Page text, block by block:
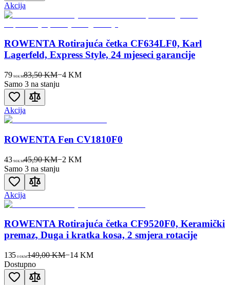
Akcija
ROWENTA Rotirajuća četka CF634LF0, Karl
Lagerfeld, Express Style, 24 mjeseci garancije
79 90KM83,50 KM−4KM
Samo 3 na stanju
Akcija
ROWENTA Fen CV1810F0
43 90KM45,90 KM−2 KM
Samo 3 na stanju
Akcija
ROWENTA Rotirajuća četka CF9520F0, Keramički
premaz, Duga i kratka kosa, 2 smjera rotacije
135 00KM149,00 KM−14 KM
Dostupno